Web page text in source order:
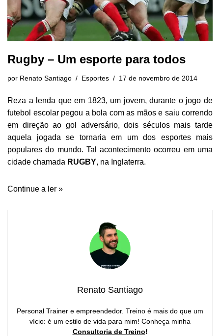
Rugby – Um esporte para todos
por Renato Santiago Esportes 17 de novembro de 2014
Reza a lenda que em 1823, um jovem, durante o jogo de
futebol escolar pegou a bola com as mãos e saiu correndo
em direção ao gol adversário, dois séculos mais tarde
aquela jogada se tornaria em um dos esportes mais
populares do mundo. Tal acontecimento ocorreu em uma
cidade chamada RUGBY, na Inglaterra.
Continue a ler »
Renato Santiago
Personal Trainer e empreendedor. Treino é mais do que um
vício: é um estilo de vida para mim! Conheça minha
Consultoria de Treino!